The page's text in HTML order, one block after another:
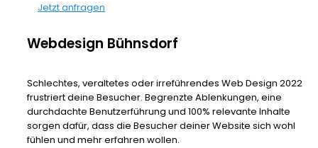
Jetzt anfragen
Webdesign Bühnsdorf
Schlechtes, veraltetes oder irreführendes Web Design 2022
frustriert deine Besucher. Begrenzte Ablenkungen, eine
durchdachte Benutzerführung und 100% relevante Inhalte
sorgen dafür, dass die Besucher deiner Website sich wohl
fühlen und mehr erfahren wollen.